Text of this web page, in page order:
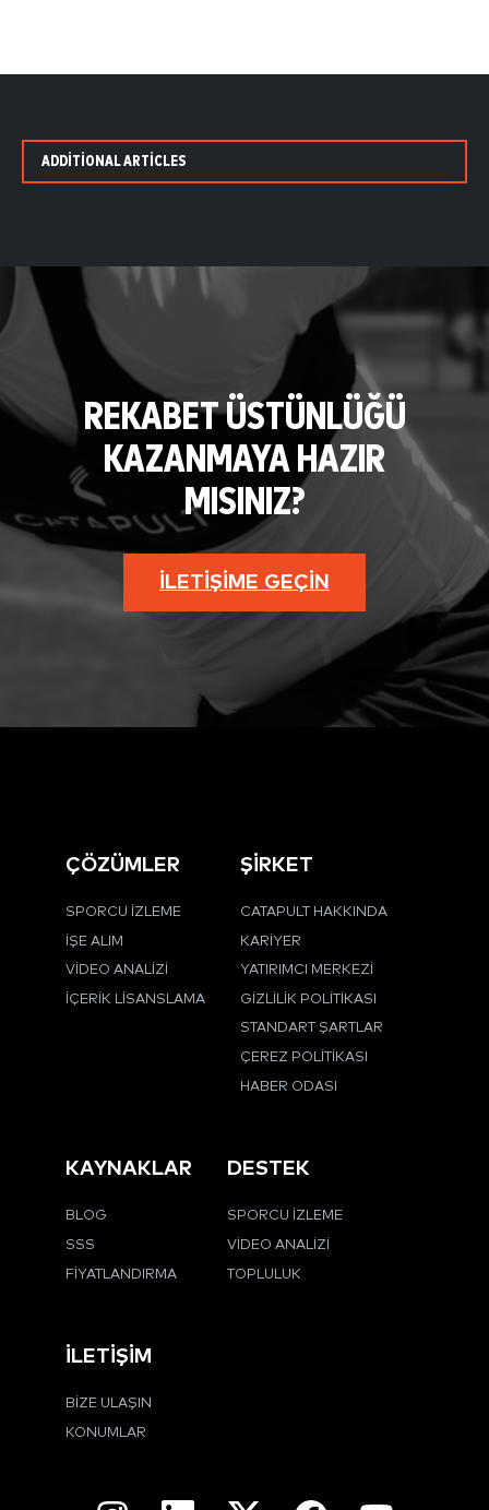
ADDITIONAL ARTICLES
REKABET ÜSTÜNLÜĞÜ
KAZANMAYA HAZIR
MISINIZ?
İLETIŞIME GEÇIN
ÇÖZÜMLER
SPORCU İZLEME
İŞE ALIM
VIDEO ANALIZI
İÇERIK LISANSLAMA
ŞİRKET
CATAPULT HAKKINDA
KARIYER
YATIRIMCI MERKEZI
GIZLILIK POLITIKASI
STANDART ŞARTLAR
ÇEREZ POLITIKASI
HABER ODASI
KAYNAKLAR
BLOG
SSS
FIYATLANDIRMA
DESTEK
SPORCU İZLEME
VIDEO ANALIZI
TOPLULUK
İLETIŞIM
BIZE ULAŞIN
KONUMLAR